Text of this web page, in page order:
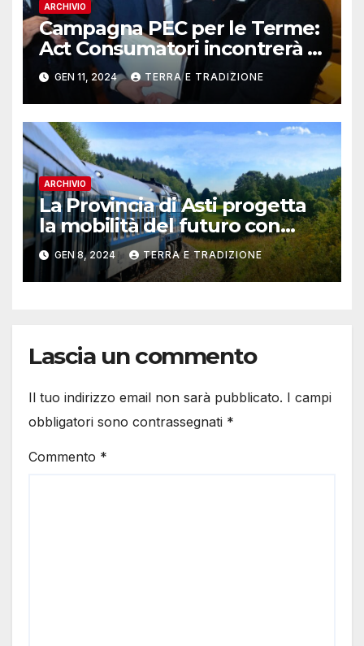
ARCHIVIO
Campagna PEC per le Terme:
Act Consumatori incontrerà il
Governatore Alberto Cirio
GEN 11, 2024 TERRA E TRADIZIONE
ARCHIVIO
La Provincia di Asti progetta
la mobilità del futuro con
“Hydrogen Valley”: on line il
questionario
GEN 8, 2024 TERRA E TRADIZIONE
Lascia un commento
Il tuo indirizzo email non sarà pubblicato. I campi
obbligatori sono contrassegnati *
Commento *